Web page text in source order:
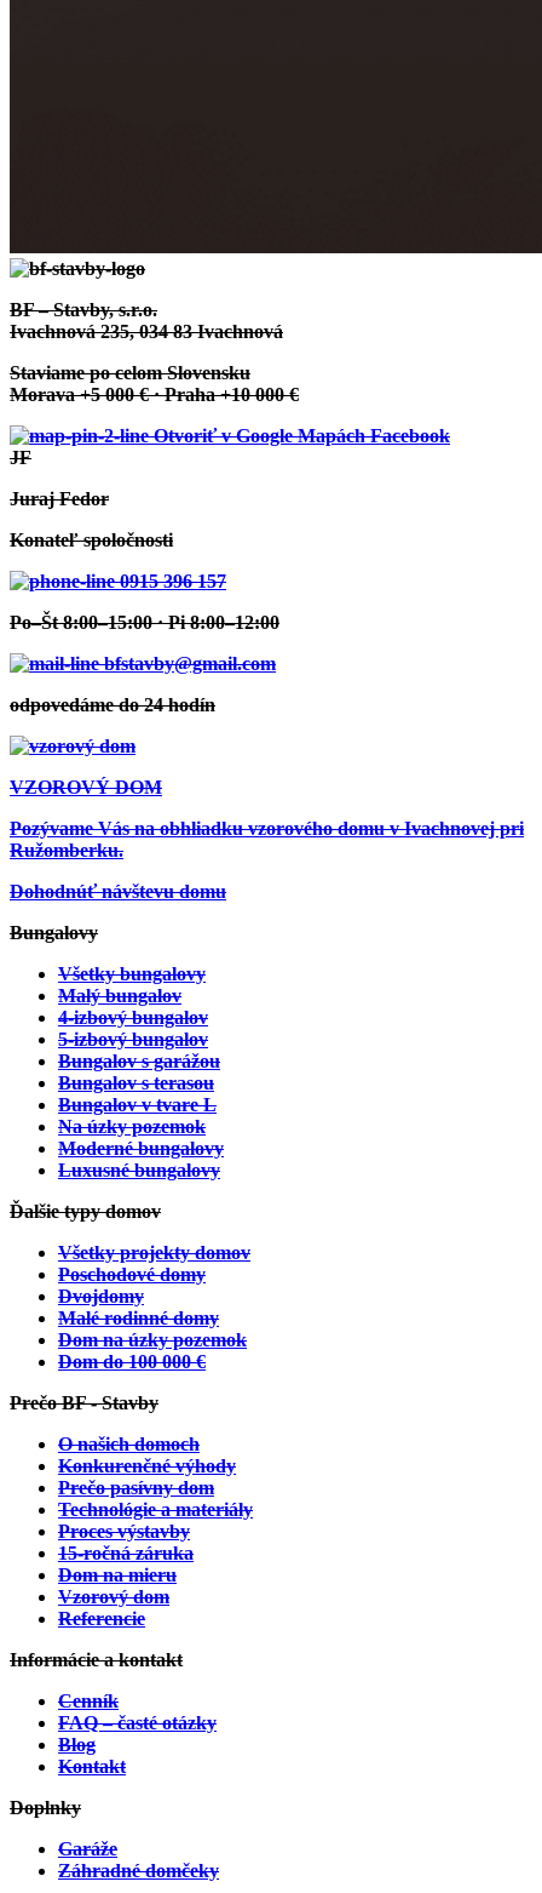
BF – Stavby, s.r.o.
Ivachnová 235, 034 83 Ivachnová
Staviame po celom Slovensku
Morava +5 000 € · Praha +10 000 €
Otvoriť v Google Mapách Facebook
JF
Juraj Fedor
Konateľ spoločnosti
0915 396 157
Po–Št 8:00–15:00 · Pi 8:00–12:00
bfstavby@gmail.com
odpovedáme do 24 hodín
VZOROVÝ DOM
Pozývame Vás na obhliadku vzorového domu v Ivachnovej pri
Ružomberku.
Dohodnúť návštevu domu
Bungalovy
Všetky bungalovy
Malý bungalov
4-izbový bungalov
5-izbový bungalov
Bungalov s garážou
Bungalov s terasou
Bungalov v tvare L
Na úzky pozemok
Moderné bungalovy
Luxusné bungalovy
Ďalšie typy domov
Všetky projekty domov
Poschodové domy
Dvojdomy
Malé rodinné domy
Dom na úzky pozemok
Dom do 100 000 €
Prečo BF - Stavby
O našich domoch
Konkurenčné výhody
Prečo pasívny dom
Technológie a materiály
Proces výstavby
15-ročná záruka
Dom na mieru
Vzorový dom
Referencie
Informácie a kontakt
Cenník
FAQ – časté otázky
Blog
Kontakt
Doplnky
Garáže
Záhradné domčeky